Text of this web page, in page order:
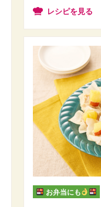
レシピを見る
お弁当にも